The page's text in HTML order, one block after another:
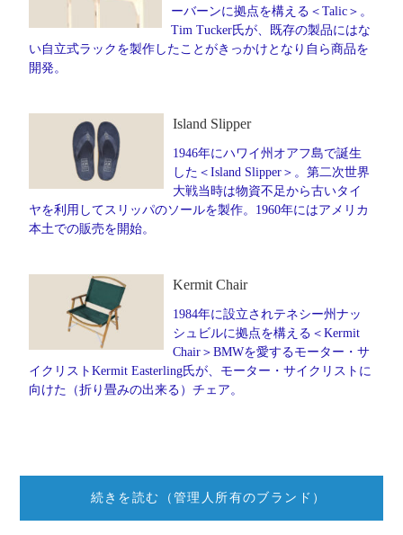
ーバーンに拠点を構える＜Talic＞。
Tim Tucker氏が、既存の製品にはな
い自立式ラックを製作したことがきっかけとなり自ら商品を
開発。
Island Slipper
1946年にハワイ州オアフ島で誕生
した＜Island Slipper＞。第二次世界
大戦当時は物資不足から古いタイ
ヤを利用してスリッパのソールを製作。1960年にはアメリカ
本土での販売を開始。
Kermit Chair
1984年に設立されテネシー州ナッ
シュビルに拠点を構える＜Kermit
Chair＞BMWを愛するモーター・サ
イクリストKermit Easterling氏が、モーター・サイクリストに
向けた（折り畳みの出来る）チェア。
続きを読む（管理人所有のブランド）